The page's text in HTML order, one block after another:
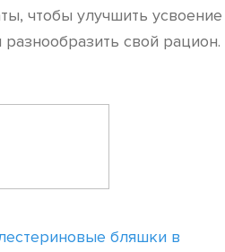
чтобы улучшить усвоение
свой рацион.
бляшки в